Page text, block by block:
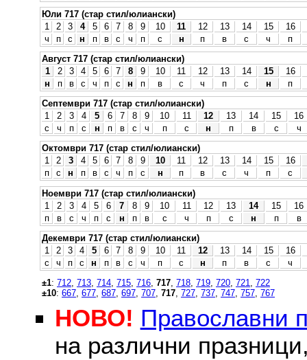
Юли 717 (стар стил/юлиански)
1
2 3 4 5 6 7 8 9 10 11 12 13 14 15
16
ч
п с н п в с ч п с н п в с ч
п
Август 717 (стар стил/юлиански)
1
2 3 4 5 6 7 8 9 10 11 12 13 14 15
16
н
п в с ч п с н п в с ч п с н
п
Септември 717 (стар стил/юлиански)
1
2 3 4 5 6 7 8 9 10 11 12 13 14 15
16
с
ч п с н п в с ч п с н п в с
ч
Октомври 717 (стар стил/юлиански)
1
2 3 4 5 6 7 8 9 10 11 12 13 14 15
16
п
с н п в с ч п с н п в с ч п
с
Ноември 717 (стар стил/юлиански)
1
2 3 4 5 6 7 8 9 10 11 12 13 14 15
16
п
в с ч п с н п в с ч п с н п
в
Декември 717 (стар стил/юлиански)
1
2 3 4 5 6 7 8 9 10 11 12 13 14 15
16
с
ч п с н п в с ч п с н п в с
ч
±1: 712 713 714 715 716 717 718 719 720 721
722
±10: 667 677 687 697 707 717 727 737 747 757 767
НОВО! Православни
на различни